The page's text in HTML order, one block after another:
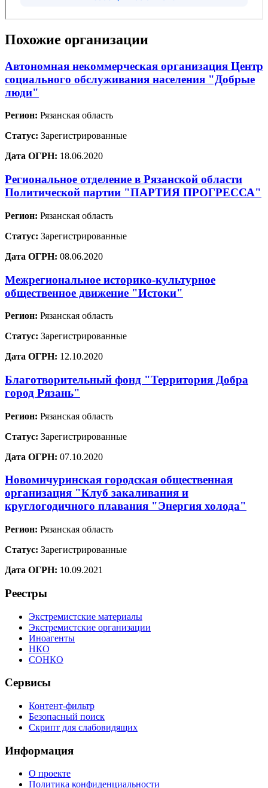
Похожие организации
Автономная некоммерческая организация Центр
социального обслуживания населения "Добрые
люди"
Регион: Рязанская область
Статус: Зарегистрированные
Дата ОГРН: 18.06.2020
Региональное отделение в Рязанской области
Политической партии "ПАРТИЯ ПРОГРЕССА"
Регион: Рязанская область
Статус: Зарегистрированные
Дата ОГРН: 08.06.2020
Межрегиональное историко-культурное
общественное движение "Истоки"
Регион: Рязанская область
Статус: Зарегистрированные
Дата ОГРН: 12.10.2020
Благотворительный фонд "Территория Добра
город Рязань"
Регион: Рязанская область
Статус: Зарегистрированные
Дата ОГРН: 07.10.2020
Новомичуринская городская общественная
организация "Клуб закаливания и
круглогодичного плавания "Энергия холода"
Регион: Рязанская область
Статус: Зарегистрированные
Дата ОГРН: 10.09.2021
Реестры
Экстремистские материалы
Экстремистские организации
Иноагенты
НКО
СОНКО
Сервисы
Контент-фильтр
Безопасный поиск
Скрипт для слабовидящих
Информация
О проекте
Политика конфиденциальности